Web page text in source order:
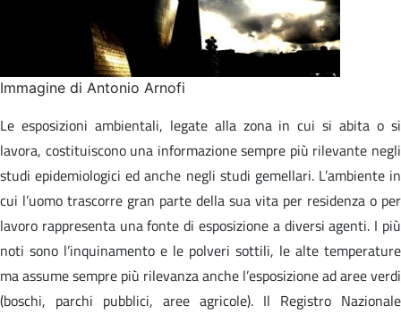
Immagine di Antonio Arnofi
Le esposizioni ambientali, legate alla zona in cui si abita o si
lavora, costituiscono una informazione sempre più rilevante negli
studi epidemiologici ed anche negli studi gemellari. L’ambiente in
cui l’uomo trascorre gran parte della sua vita per residenza o per
lavoro rappresenta una fonte di esposizione a diversi agenti. I più
noti sono l’inquinamento e le polveri sottili, le alte temperature
ma assume sempre più rilevanza anche l’esposizione ad aree verdi
(boschi, parchi pubblici, aree agricole). Il Registro Nazionale